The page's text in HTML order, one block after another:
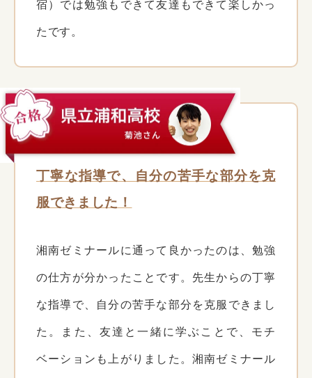
宿）では勉強もできて友達もできて楽しかっ
たです。
丁寧な指導で、自分の苦手な部分を克
服できました！
湘南ゼミナールに通って良かったのは、勉強
の仕方が分かったことです。先生からの丁寧
な指導で、自分の苦手な部分を克服できまし
た。また、友達と一緒に学ぶことで、モチ
ベーションも上がりました。湘南ゼミナール